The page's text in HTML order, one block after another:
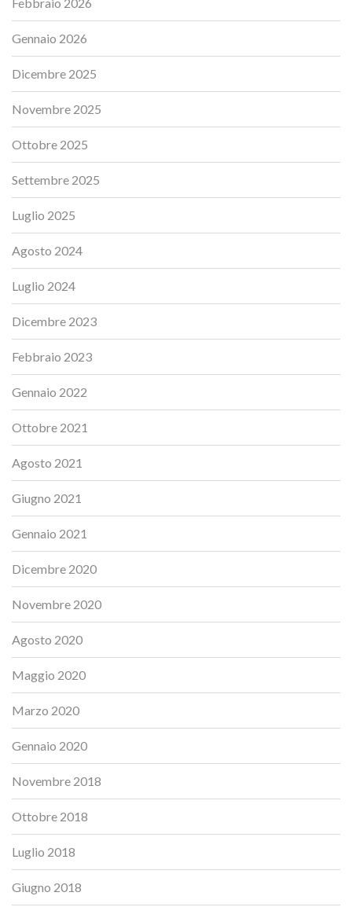
Gennaio 2026
Dicembre 2025
Novembre 2025
Ottobre 2025
Settembre 2025
Luglio 2025
Agosto 2024
Luglio 2024
Dicembre 2023
Febbraio 2023
Gennaio 2022
Ottobre 2021
Agosto 2021
Giugno 2021
Gennaio 2021
Dicembre 2020
Novembre 2020
Agosto 2020
Maggio 2020
Marzo 2020
Gennaio 2020
Novembre 2018
Ottobre 2018
Luglio 2018
Giugno 2018